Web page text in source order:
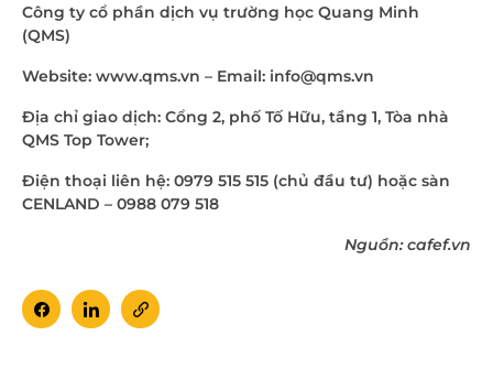
Công ty cổ phần dịch vụ trường học Quang Minh
(QMS)
Website: www.qms.vn – Email: info@qms.vn
Địa chỉ giao dịch: Cổng 2, phố Tố Hữu, tầng 1, Tòa nhà
QMS Top Tower;
Điện thoại liên hệ: 0979 515 515 (chủ đầu tư) hoặc sàn
CENLAND – 0988 079 518
Nguồn: cafef.vn